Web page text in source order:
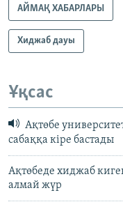
АЙМАҚ ХАБАРЛАРЫ
Хиджаб дауы
Ұқсас
Ақтөбе
сабаққа кіре бастады
Ақтөбеде хиджаб
алмай жүр